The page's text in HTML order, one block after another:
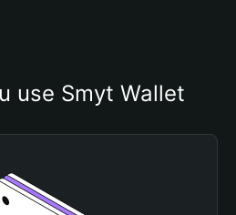
use Smyt Wallet